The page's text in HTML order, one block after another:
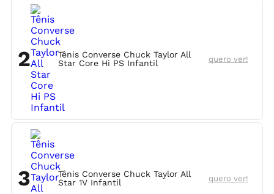
2
Tênis Converse Chuck Taylor All
Star Core Hi PS Infantil
quero ver!
3
Tênis Converse Chuck Taylor All
Star 1V Infantil
quero ver!